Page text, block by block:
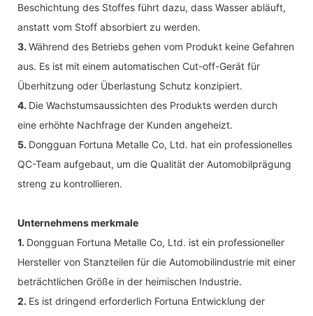
Beschichtung des Stoffes führt dazu, dass Wasser abläuft,
anstatt vom Stoff absorbiert zu werden.
3. Während des Betriebs gehen vom Produkt keine Gefahren
aus. Es ist mit einem automatischen Cut-off-Gerät für
Überhitzung oder Überlastung Schutz konzipiert.
4. Die Wachstumsaussichten des Produkts werden durch
eine erhöhte Nachfrage der Kunden angeheizt.
5. Dongguan Fortuna Metalle Co, Ltd. hat ein professionelles
QC-Team aufgebaut, um die Qualität der Automobilprägung
streng zu kontrollieren.
Unternehmens merkmale
1. Dongguan Fortuna Metalle Co, Ltd. ist ein professioneller
Hersteller von Stanzteilen für die Automobilindustrie mit einer
beträchtlichen Größe in der heimischen Industrie.
2. Es ist dringend erforderlich Fortuna Entwicklung der